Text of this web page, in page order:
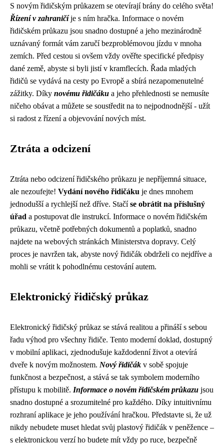
S novým řidičským průkazem se otevírají brány do celého světa!
Řízení v zahraničíje s ním hračka. Informace o novém
řidičském průkazu jsou snadno dostupné a jeho mezinárodně
uznávaný formát vám zaručí bezproblémovou jízdu v mnoha
zemích. Před cestou si ovšem vždy ověřte specifické předpisy
dané země, abyste si byli jistí v kramflecích. Řada mladých
řidičů se vydává na cesty po Evropě a sbírá nezapomenutelné
zážitky. Díky novému řidičáku a jeho přehlednosti se nemusíte
ničeho obávat a můžete se soustředit na to nejpodnodnější - užít
si radost z řízení a objevování nových míst.
Ztráta a odcizení
Ztráta nebo odcizení řidičského průkazu je nepříjemná situace,
ale nezoufejte! Vydání nového řidičáku je dnes mnohem
jednodušší a rychlejší než dříve. Stačíse obrátit na příslušný
úřad a postupovat dle instrukcí. Informace o novém řidičském
průkazu, včetně potřebných dokumentů a poplatků, snadno
najdete na webových stránkách Ministerstva dopravy. Celý
proces je navržen tak, abyste nový řidičák obdrželi co nejdříve a
mohli se vrátit k pohodlnému cestování autem.
Elektronický řidičský průkaz
Elektronický řidičský průkaz se stává realitou a přináší s sebou
řadu výhod pro všechny řidiče. Tento moderní doklad, dostupný
v mobilní aplikaci, zjednodušuje každodenní život a otevírá
dveře k novým možnostem. Nový řidičák v sobě spojuje
funkčnost a bezpečnost, a stává se tak symbolem moderního
přístupu k mobilitě. Informace o novém řidičském průkazu jsou
snadno dostupné a srozumitelné pro každého. Díky intuitivnímu
rozhraní aplikace je jeho používání hračkou. Představte si, že už
nikdy nebudete muset hledat svůj plastový řidičák v peněžence –
s elektronickou verzí ho budete mít vždy po ruce, bezpečně